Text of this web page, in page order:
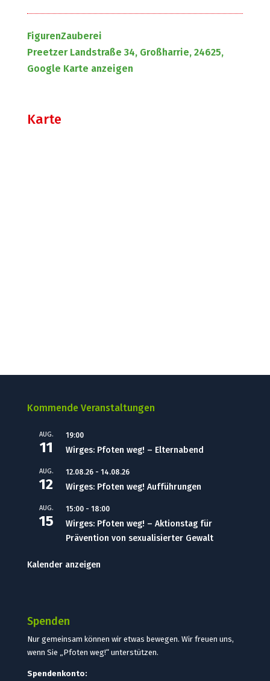
FigurenZauberei
Preetzer Landstraße 34, Großharrie, 24625,
Google Karte anzeigen
Karte
Kommende Veranstaltungen
AUG.
11
19:00
Wirges: Pfoten weg! – Elternabend
AUG.
12
12.08.26- 14.08.26
Wirges: Pfoten weg! Aufführungen
AUG.
15
15:00- 18:00
Wirges: Pfoten weg! – Aktionstag für
Prävention von sexualisierter Gewalt
Kalender anzeigen
Spenden
Nur gemeinsam können wir etwas bewegen. Wir freuen uns,
wenn Sie „Pfoten weg!“ unterstützen.
Spendenkonto: